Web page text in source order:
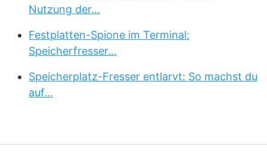
Nutzung der…
Festplatten-Spione im Terminal:
Speicherfresser…
Speicherplatz-Fresser entlarvt: So machst du
auf…